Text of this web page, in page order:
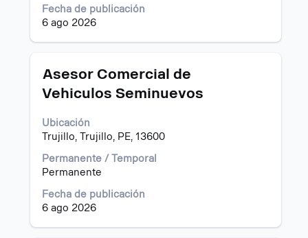
Fecha de publicación
6 ago 2026
de
la
Título
Asesor Comercial de
Vehiculos Seminuevos
Ubicación
Trujillo, Trujillo, PE, 13600
Permanente / Temporal
Permanente
Fecha de publicación
6 ago 2026
Utilice
barra
para
ver
el
contenido
de
la